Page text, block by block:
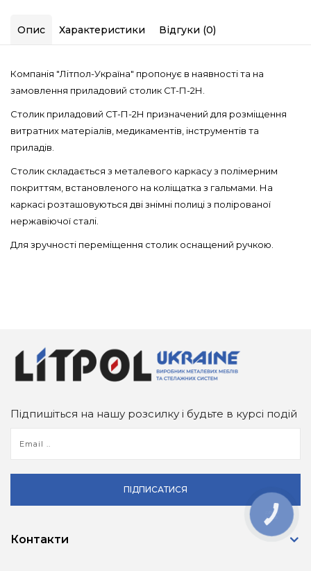
Опис Характеристики Відгуки (0)
Компанія "Літпол-Україна" пропонує в наявності та на
замовлення приладовий столик СТ-П-2Н.
Столик приладовий СТ-П-2Н призначений для розміщення
витратних матеріалів, медикаментів, інструментів та
приладів.
Столик складається з металевого каркасу з полімерним
покриттям, встановленого на коліщатка з гальмами. На
каркасі розташовуються дві знімні полиці з полірованої
нержавіючої сталі.
Для зручності переміщення столик оснащений ручкою.
Підпишіться на нашу розсилку і будьте в курсі подій
ПІДПИСАТИСЯ
Контакти
КНОПКА
ЗВ'ЯЗКУ